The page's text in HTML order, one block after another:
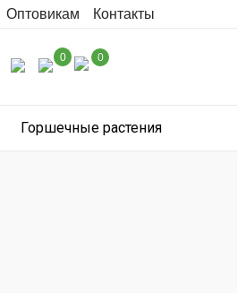
Оптовикам Контакты
0 0
Горшечные растения